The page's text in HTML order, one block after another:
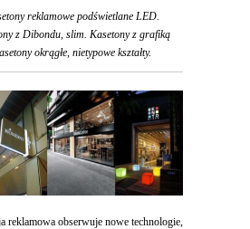
reklamowe podświetlane LED.
z Dibondu, slim. Kasetony z grafiką
okrągłe, nietypowe kształty.
reklamowa obserwuje nowe technologie,